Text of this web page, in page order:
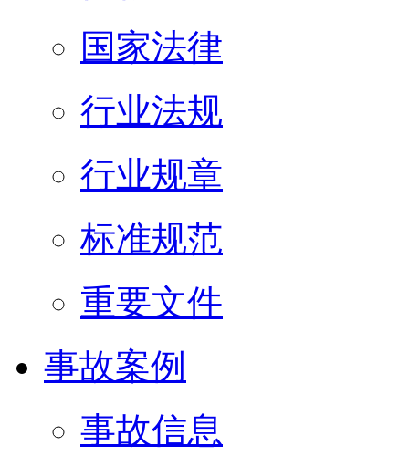
国家法律
行业法规
行业规章
标准规范
重要文件
事故案例
事故信息